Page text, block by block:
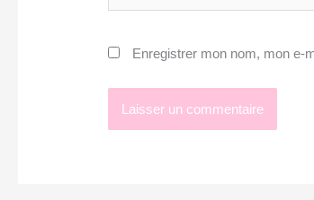
Enregistrer mon nom, mon e-